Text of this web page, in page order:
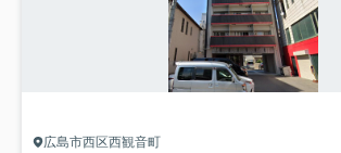
広島市西区西観音町